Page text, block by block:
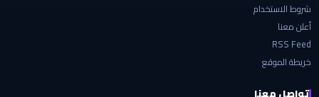
شروط الاستخدام
أعلن معنا
RSS Feed
خريطة الموقع